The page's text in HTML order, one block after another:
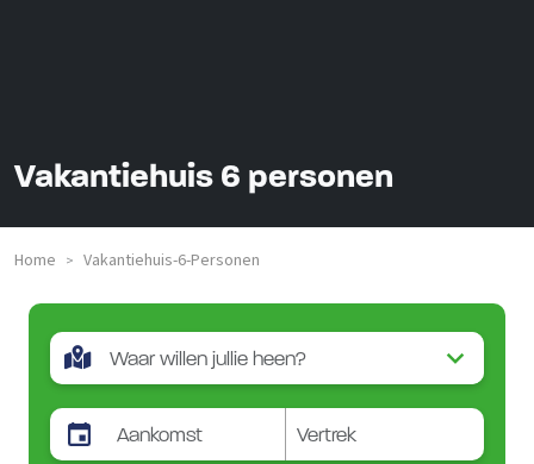
Vakantiehuis 6 personen
Home > Vakantiehuis-6-Personen